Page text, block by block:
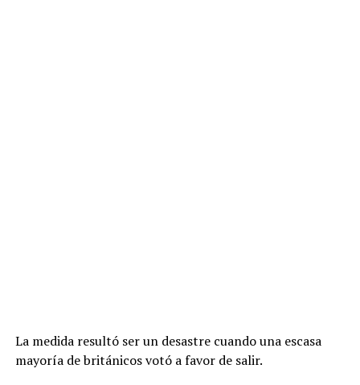
La medida resultó ser un desastre cuando una escasa
mayoría de británicos votó a favor de salir.